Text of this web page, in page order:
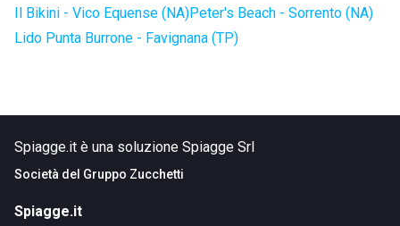
Il Bikini - Vico Equense (NA)Peter's Beach - Sorrento (NA)
Lido Punta Burrone - Favignana (TP)
Spiagge.it è una soluzione Spiagge Srl
Società del Gruppo Zucchetti
Spiagge.it